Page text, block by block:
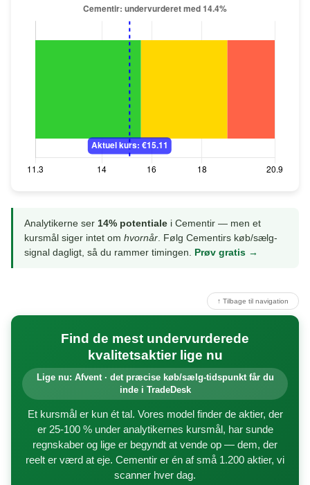
Analytikerne ser 14% potentiale i Cementir — men et
kursmål siger intet om hvornår. Følg Cementirs køb/sælg-
signal dagligt, så du rammer timingen. Prøv gratis →
↑ Tilbage til navigation
Find de mest undervurderede
kvalitetsaktier lige nu
Lige nu: Afvent · det præcise køb/sælg-tidspunkt får du
inde i TradeDesk
Et kursmål er kun ét tal. Vores model finder de aktier, der
er 25-100 % under analytikernes kursmål, har sunde
regnskaber og lige er begyndt at vende op — dem, der
reelt er værd at eje. Cementir er én af små 1.200 aktier, vi
scanner hver dag.